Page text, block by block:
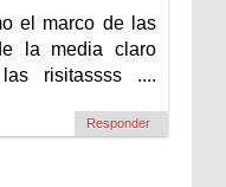
el marco de las
la media claro
risitassss ....
Responder